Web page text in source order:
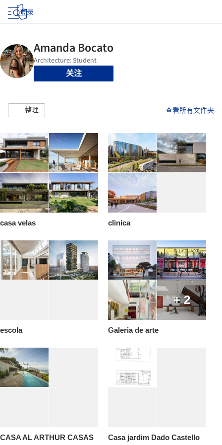
登录
关注
整理 查看所有文件夹
casa velas clinica
escola
+ 2
Galeria de arte
CASA AL ARTHUR CASAS
Casa jardim Dado Castello